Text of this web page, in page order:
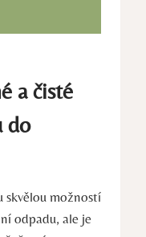
a čisté
do
skvělou možností
odpadu, ale je